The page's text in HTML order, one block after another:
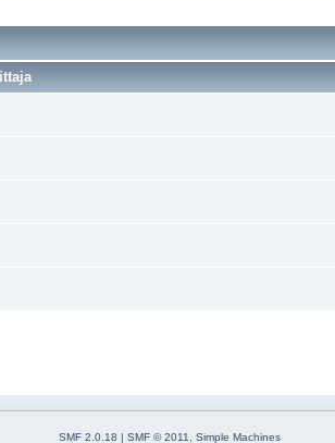
SMF 2.0.18 | SMF © 2011 Simple Machines